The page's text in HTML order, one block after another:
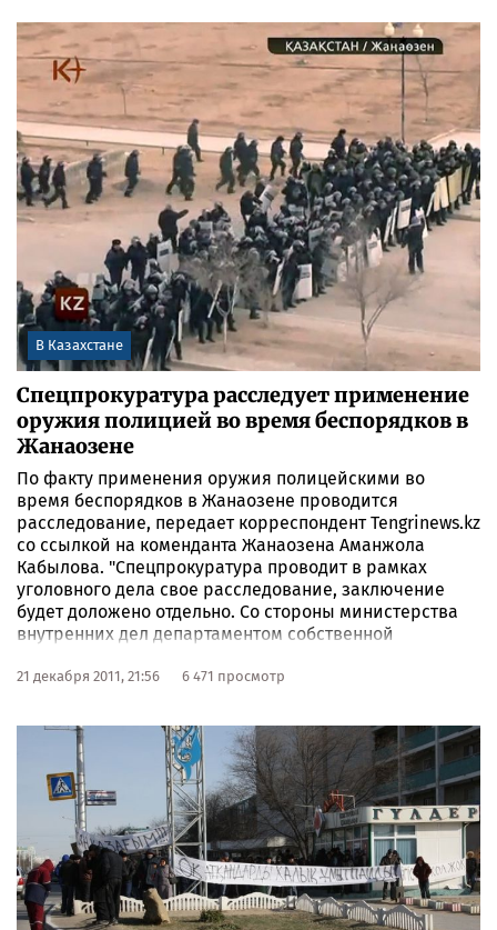
В Казахстане
Спецпрокуратура расследует применение
оружия полицией во время беспорядков в
Жанаозене
По факту применения оружия полицейскими во
время беспорядков в Жанаозене проводится
расследование, передает корреспондент Tengrinews.kz
со ссылкой на коменданта Жанаозена Аманжола
Кабылова. "Спецпрокуратура проводит в рамках
уголовного дела свое расследование, заключение
будет доложено отдельно. Со стороны министерства
внутренних дел департаментом собственной
по факту применения оружия. Заключение будет
рассказал комендант журналистам.
21 декабря 2011, 21:56 6 471 просмотр